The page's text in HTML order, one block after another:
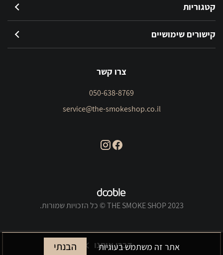
דברו איתנו
קטגוריות
קישורים שימושיים
צרו קשר
050-638-8769
service@the-smokeshop.co.il
THE SMOKE SHOP 2023 © כל הזכויות שמורות.
אתר זה משתמש בעוגיות הבנתי